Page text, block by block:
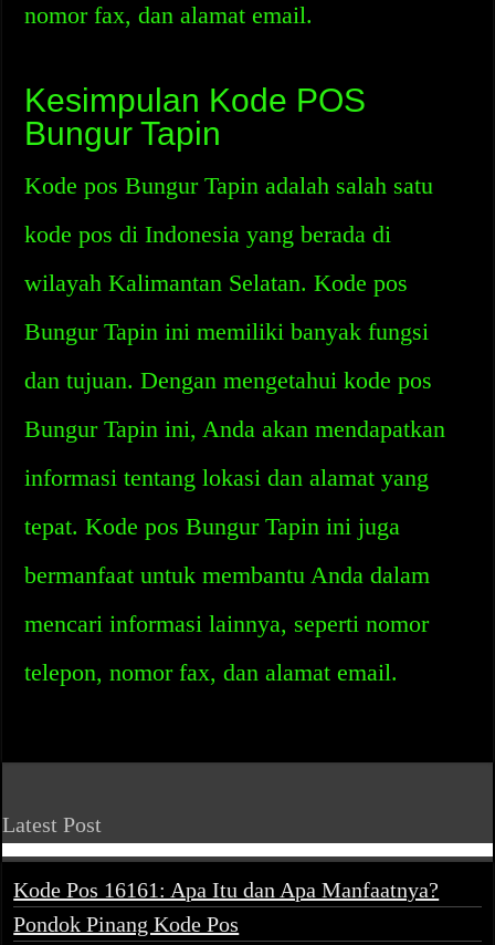
nomor fax, dan alamat email.
Kesimpulan Kode POS
Bungur Tapin
Kode pos Bungur Tapin adalah salah satu
kode pos di Indonesia yang berada di
wilayah Kalimantan Selatan. Kode pos
Bungur Tapin ini memiliki banyak fungsi
dan tujuan. Dengan mengetahui kode pos
Bungur Tapin ini, Anda akan mendapatkan
informasi tentang lokasi dan alamat yang
tepat. Kode pos Bungur Tapin ini juga
bermanfaat untuk membantu Anda dalam
mencari informasi lainnya, seperti nomor
telepon, nomor fax, dan alamat email.
Latest Post
Kode Pos 16161: Apa Itu dan Apa Manfaatnya?
Pondok Pinang Kode Pos